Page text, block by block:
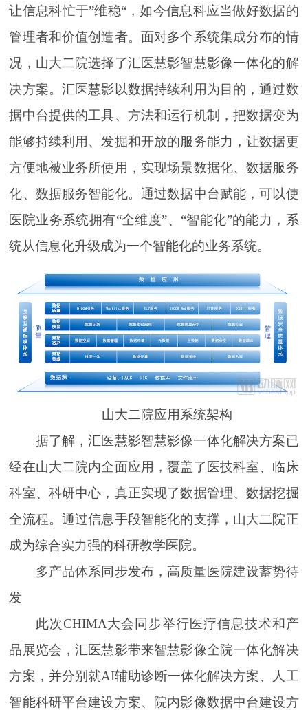
让信息科忙于”维稳“，如今信息科应当做好数据的
管理者和价值创造者。面对多个系统集成分布的情
况，山大二院选择了汇医慧影智慧影像一体化的解
决方案。汇医慧影以数据持续利用为目的，通过数
据中台提供的工具、方法和运行机制，把数据变为
能够持续利用、发掘和开放的服务能力，让数据更
方便地被业务所使用，实现场景数据化、数据服务
化、数据服务智能化。通过数据中台赋能，可以使
医院业务系统拥有“全维度”、“智能化”的能力，系
统从信息化升级成为一个智能化的业务系统。
山大二院应用系统架构
据了解，汇医慧影智慧影像一体化解决方案已
经在山大二院内全面应用，覆盖了医技科室、临床
科室、科研中心，真正实现了数据管理、数据挖掘
全流程。通过信息手段智能化的支撑，山大二院正
成为综合实力强的科研教学医院。
多产品体系同步发布，高质量医院建设蓄势待
发
此次CHIMA大会同步举行医疗信息技术和产
品展览会，汇医慧影带来智慧影像全院一体化解决
方案，并分别就AI辅助诊断一体化解决方案、人工
智能科研平台建设方案、院内影像数据中台建设方